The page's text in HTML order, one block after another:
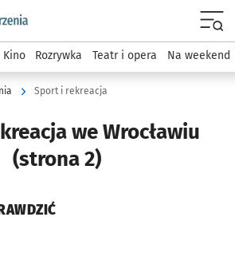
wroclaw.pl podserwis: Wydarzenia
Kino Rozrywka Teatr i opera Na weekend
Sport i rekreacja
we Wrocławiu
(strona 2)